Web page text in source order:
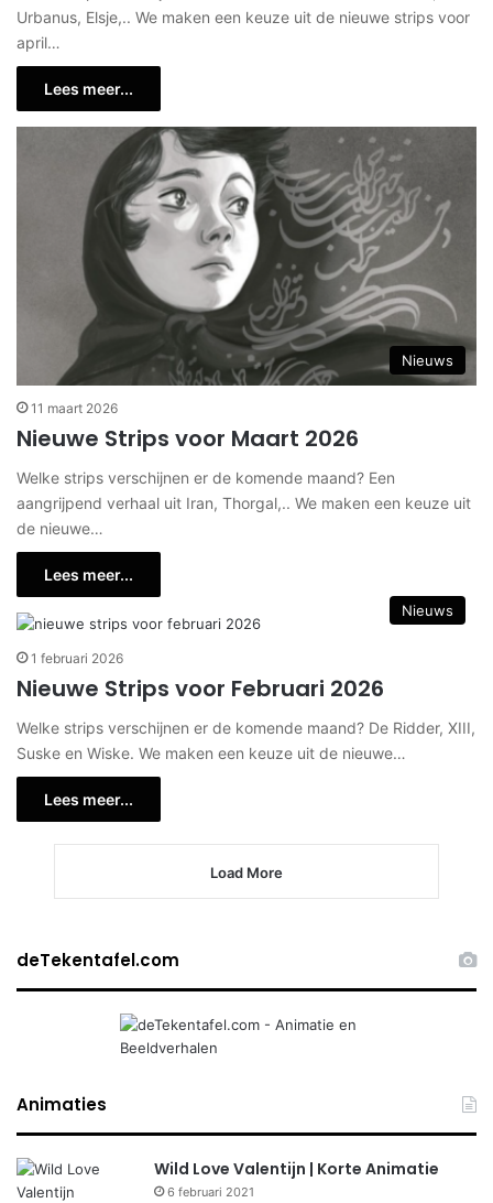
Urbanus, Elsje,.. We maken een keuze uit de nieuwe strips voor
april…
Lees meer...
Nieuws
11 maart 2026
Nieuwe Strips voor Maart 2026
Welke strips verschijnen er de komende maand? Een
aangrijpend verhaal uit Iran, Thorgal,.. We maken een keuze uit
de nieuwe…
Lees meer...
Nieuws
1 februari 2026
Nieuwe Strips voor Februari 2026
Welke strips verschijnen er de komende maand? De Ridder, XIII,
Suske en Wiske. We maken een keuze uit de nieuwe…
Lees meer...
Load More
deTekentafel.com
Animaties
Wild Love Valentijn | Korte Animatie
6 februari 2021